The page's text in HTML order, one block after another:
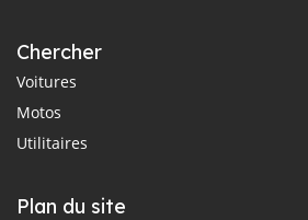
Chercher
Voitures
Motos
Utilitaires
Plan du site